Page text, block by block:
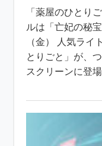
「薬屋のひとり
ルは「亡妃の秘
（金） 人気ライ
とりごと」が、
スクリーンに登